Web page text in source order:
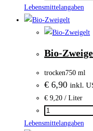
St.
Laurent
Menge
Lebensmittelangaben
Bio-
trocken750 ml
€ 6,90 inkl.
€ 9,20 / Liter
Bio-
Zweigelt
Lebensmittelangaben